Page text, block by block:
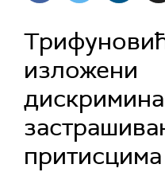
изложени
притисцима